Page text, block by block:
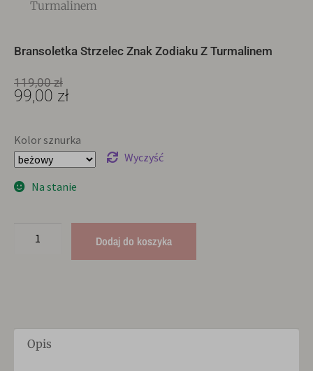
Turmalinem
Bransoletka Strzelec Znak Zodiaku Z Turmalinem
119,00zł
99,00 zł
Kolor sznurka
Wyczyść
Na stanie
Dodaj do koszyka
Opis